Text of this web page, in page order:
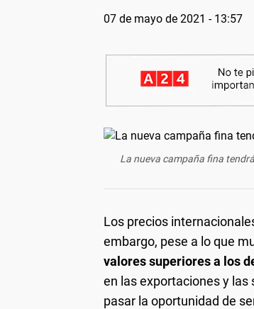
07 de mayo de 2021 - 13:57
La nueva campaña fina
Los precios
embargo, pese a lo que
valores superiores a los
en las exportaciones y las
pasar la oportunidad de